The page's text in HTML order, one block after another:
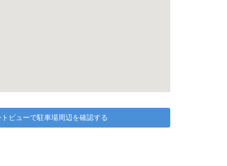
ビューで駐車場周辺を確認する